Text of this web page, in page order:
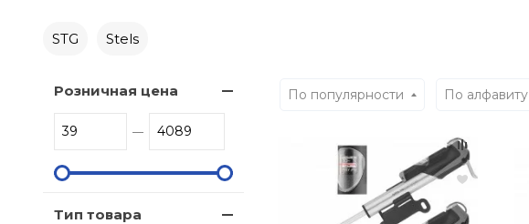
STG Stels
Розничная цена
Тип товара
По популярности По алфавиту